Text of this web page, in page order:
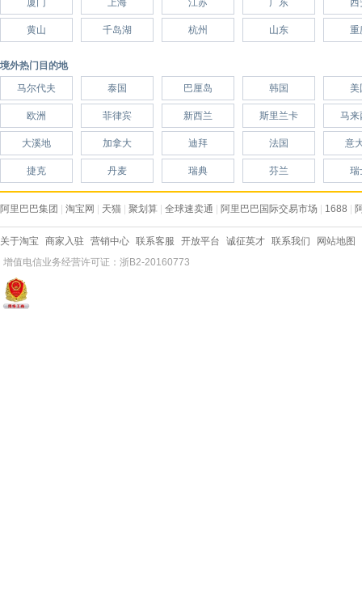
厦门
上海 江苏 广东 西
黄山 千岛湖 杭州 山东 重
境外热门目的地
马尔代夫
泰国 巴厘岛 韩国 美
欧洲 菲律宾 新西兰 斯里兰卡 马来
大溪地 加拿大 迪拜 法国 意
捷克 丹麦 瑞典 芬兰 瑞
阿里巴巴集团 淘宝网 天猫 聚划算 全球速卖通 阿里巴巴国际交易市场 1688
关于淘宝 商家入驻 营销中心 联系客服 开放平台 诚征英才 联系我们
网站地图
增值电信业务经营许可证：浙B2-20160773